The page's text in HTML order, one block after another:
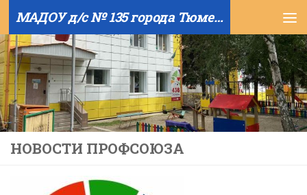
Skip to content МАДОУ д/с № 135 города Тюмени
НОВОСТИ ПРОФСОЮЗА